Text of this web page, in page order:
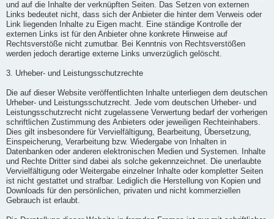
und auf die Inhalte der verknüpften Seiten. Das Setzen von externen
Links bedeutet nicht, dass sich der Anbieter die hinter dem Verweis oder
Link liegenden Inhalte zu Eigen macht. Eine ständige Kontrolle der
externen Links ist für den Anbieter ohne konkrete Hinweise auf
Rechtsverstöße nicht zumutbar. Bei Kenntnis von Rechtsverstößen
werden jedoch derartige externe Links unverzüglich gelöscht.
3. Urheber- und Leistungsschutzrechte
Die auf dieser Website veröffentlichten Inhalte unterliegen dem deutschen
Urheber- und Leistungsschutzrecht. Jede vom deutschen Urheber- und
Leistungsschutzrecht nicht zugelassene Verwertung bedarf der vorherigen
schriftlichen Zustimmung des Anbieters oder jeweiligen Rechteinhabers.
Dies gilt insbesondere für Vervielfältigung, Bearbeitung, Übersetzung,
Einspeicherung, Verarbeitung bzw. Wiedergabe von Inhalten in
Datenbanken oder anderen elektronischen Medien und Systemen. Inhalte
und Rechte Dritter sind dabei als solche gekennzeichnet. Die unerlaubte
Vervielfältigung oder Weitergabe einzelner Inhalte oder kompletter Seiten
ist nicht gestattet und strafbar. Lediglich die Herstellung von Kopien und
Downloads für den persönlichen, privaten und nicht kommerziellen
Gebrauch ist erlaubt.